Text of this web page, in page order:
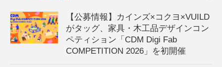
【公募情報】カインズ×コクヨ×VUILD
がタッグ、家具・木工品デザインコン
ペティション「CDM Digi Fab
COMPETITION 2026」を初開催